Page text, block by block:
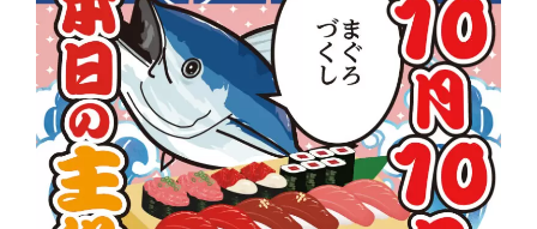
、
季
節
、
旬
、
春
、
、